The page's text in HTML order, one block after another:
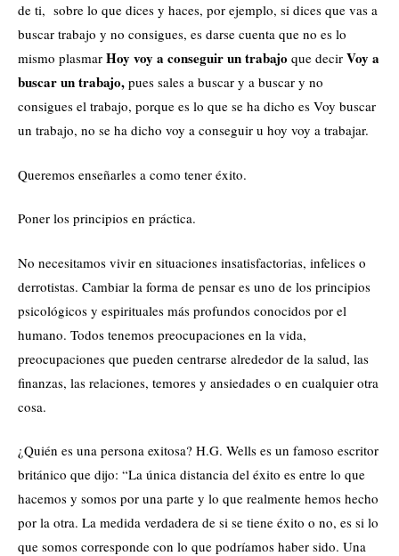
de ti, sobre lo que dices y haces, por ejemplo, si dices que vas a
buscar trabajo y no consigues, es darse cuenta que no es lo
mismo plasmar Hoy voy a conseguir un trabajo que decir Voy a
buscar un trabajo, pues sales a buscar y a buscar y no
consigues el trabajo, porque es lo que se ha dicho es Voy buscar
un trabajo, no se ha dicho voy a conseguir u hoy voy a trabajar.
Queremos enseñarles a como tener éxito.
Poner los principios en práctica.
No necesitamos vivir en situaciones insatisfactorias, infelices o
derrotistas. Cambiar la forma de pensar es uno de los principios
psicológicos y espirituales más profundos conocidos por el
humano. Todos tenemos preocupaciones en la vida,
preocupaciones que pueden centrarse alrededor de la salud, las
finanzas, las relaciones, temores y ansiedades o en cualquier otra
cosa.
¿Quién es una persona exitosa? H.G. Wells es un famoso escritor
británico que dijo: “La única distancia del éxito es entre lo que
hacemos y somos por una parte y lo que realmente hemos hecho
por la otra. La medida verdadera de si se tiene éxito o no, es si lo
que somos corresponde con lo que podríamos haber sido. Una